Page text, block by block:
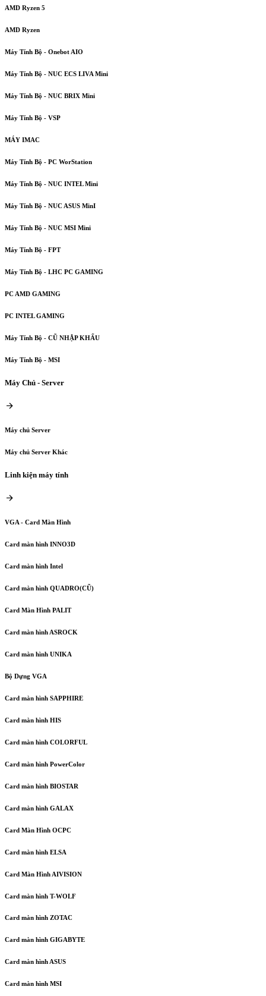
AMD Ryzen 5
AMD Ryzen
Máy Tính Bộ - Onebot AIO
Máy Tính Bộ - NUC ECS LIVA Mini
Máy Tính Bộ - NUC BRIX Mini
Máy Tính Bộ - VSP
MÁY IMAC
Máy Tính Bộ - PC WorStation
Máy Tính Bộ - NUC INTEL Mini
Máy Tính Bộ - NUC ASUS MinI
Máy Tính Bộ - NUC MSI Mini
Máy Tính Bộ - FPT
Máy Tính Bộ - LHC PC GAMING
PC AMD GAMING
PC INTEL GAMING
Máy Tính Bộ - CŨ NHẬP KHẨU
Máy Tính Bộ - MSI
Máy Chủ - Server
Máy chủ Server
Máy chủ Server Khác
Linh kiện máy tính
VGA - Card Màn Hình
Card màn hình INNO3D
Card màn hình Intel
Card màn hình QUADRO(CŨ)
Card Màn Hình PALIT
Card màn hình ASROCK
Card màn hình UNIKA
Bộ Dựng VGA
Card màn hình SAPPHIRE
Card màn hình HIS
Card màn hình COLORFUL
Card màn hình PowerColor
Card màn hình BIOSTAR
Card màn hình GALAX
Card Màn Hình OCPC
Card màn hình ELSA
Card Màn Hình AIVISION
Card màn hình T-WOLF
Card màn hình ZOTAC
Card màn hình GIGABYTE
Card màn hình ASUS
Card màn hình MSI